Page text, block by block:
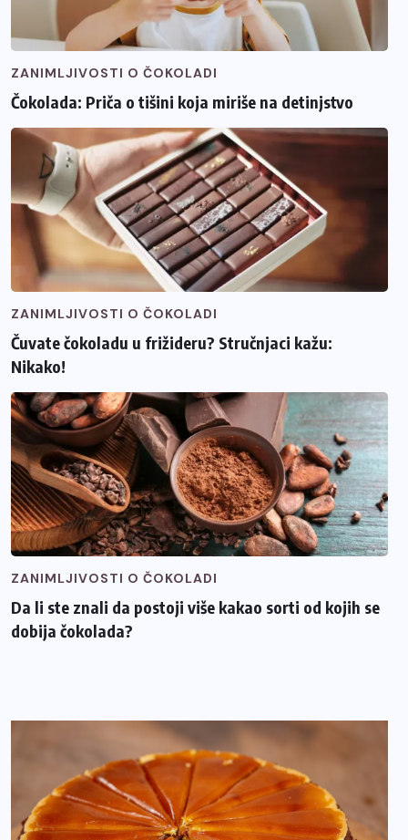
ZANIMLJIVOSTI O ČOKOLADI
Čokolada: Priča o tišini koja miriše na detinjstvo
ZANIMLJIVOSTI O ČOKOLADI
Čuvate čokoladu u frižideru? Stručnjaci kažu:
Nikako!
ZANIMLJIVOSTI O ČOKOLADI
Da li ste znali da postoji više kakao sorti od kojih se
dobija čokolada?